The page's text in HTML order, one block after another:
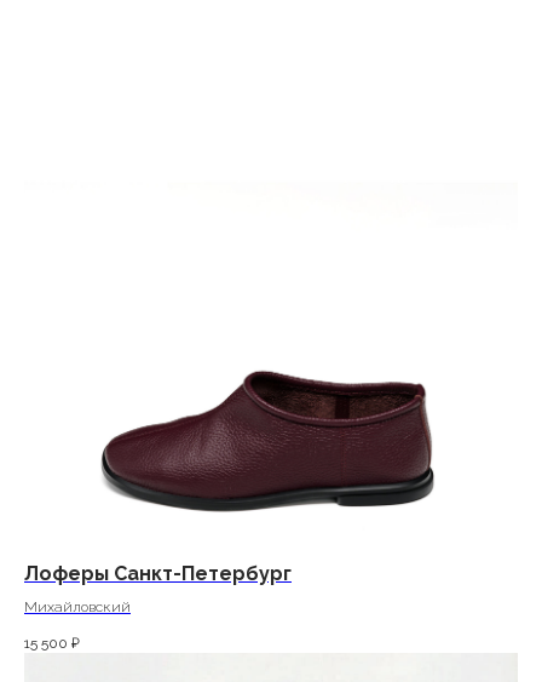
Лоферы Санкт-Петербург
Михайловский
15 500 ₽